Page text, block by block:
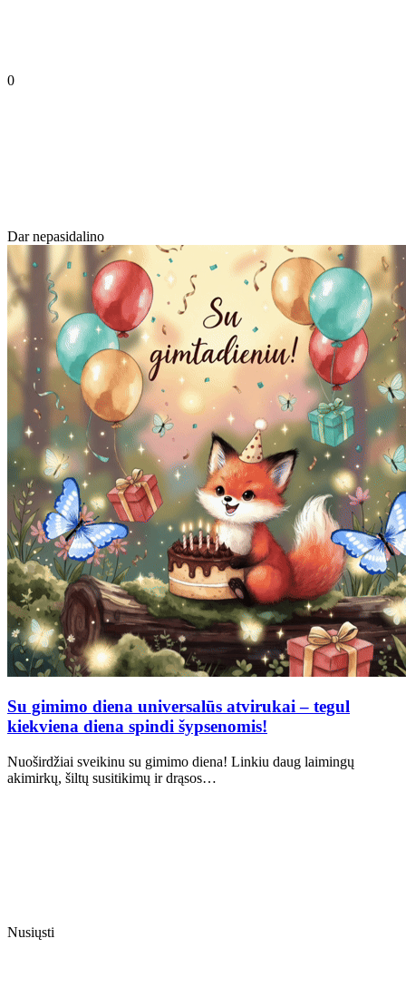
0
Dar nepasidalino
Su gimimo diena universalūs atvirukai – tegul
kiekviena diena spindi šypsenomis!
Nuoširdžiai sveikinu su gimimo diena! Linkiu daug laimingų
akimirkų, šiltų susitikimų ir drąsos…
Nusiųsti